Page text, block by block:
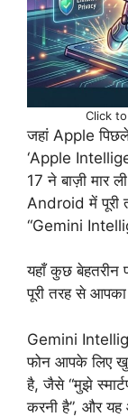
Click
जहां Apple
‘Apple
17 ने बाज़ी मार
Android में पूरी
“Gemini
यहाँ कुछ
पूरी तरह से
Gemini
फोन आपके लिए
है, जैसे “मुझे
करनी है”, और